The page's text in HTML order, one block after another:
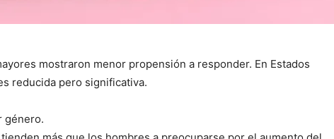
mostraron menor propensión a responder. En Estados
reducida pero significativa.
género.